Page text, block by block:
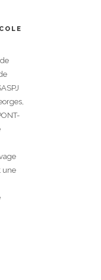
une